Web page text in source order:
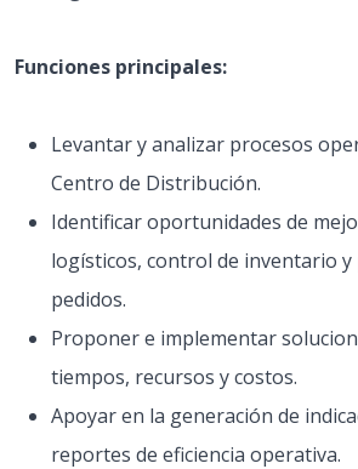
Funciones principales:
Levantar y analizar procesos
Centro de Distribución.
Identificar oportunidades de
logísticos, control de inventario
pedidos.
Proponer e implementar
tiempos, recursos y costos.
Apoyar en la generación de
reportes de eficiencia operativa.